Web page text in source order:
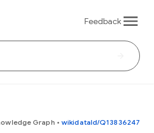
Feedback
Graph • wikidataId/Q13836247